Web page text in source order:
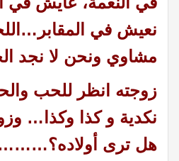
نعيش في المقابر …
مشاوي ونحن لا نجد
زوجته انظر للحب
نكدية و كذا وكذا…
هل ترى